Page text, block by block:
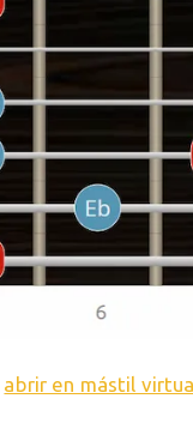
abrir en mástil